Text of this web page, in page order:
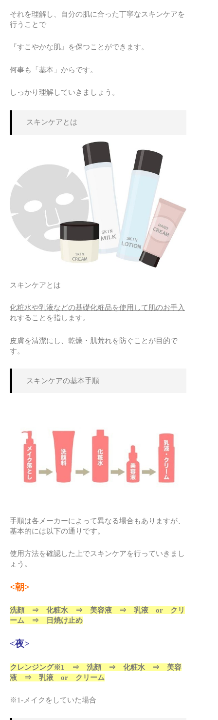
それを理解し、自分の肌に合った丁寧なスキンケアを
行うことで
『すこやかな肌』を保つことができます。
何事も「基本」からです。
しっかり理解していきましょう。
スキンケアとは
スキンケアとは
化粧水や乳液などの基礎化粧品を使用して 肌のお手入
れすることを指します。
皮膚を清潔にし、乾燥・肌荒れを防ぐことが目的で
す。
スキンケアの基本手順
手順は各メーカーによって異なる場合もありますが、
基本的には以下の通りです。
使用方法を確認した上でスキンケアを行っていきまし
ょう。
<朝>
洗顔 ⇒ 化粧水 ⇒ 美容液 ⇒ 乳液 or クリ
ーム ⇒ 日焼け止め
<夜>
クレンジング※1 ⇒ 洗顔 ⇒ 化粧水 ⇒ 美容
液 ⇒ 乳液 or クリーム
※1-メイクをしていた場合